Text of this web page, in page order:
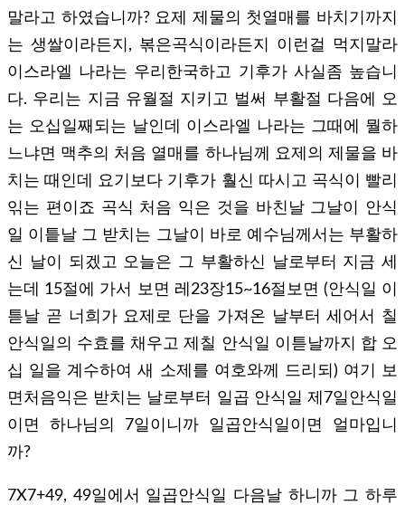
말라고 하였습니까? 요제 제물의 첫열매를 바치기까지
는 생쌀이라든지, 볶은곡식이라든지 이런걸 먹지말라
이스라엘 나라는 우리한국하고 기후가 사실좀 높습니
다. 우리는 지금 유월절 지키고 벌써 부활절 다음에 오
는 오십일째되는 날인데 이스라엘 나라는 그때에 뭘하
느냐면 맥추의 처음 열매를 하나님께 요제의 제물을 바
치는 때인데 요기보다 기후가 훨신 따시고 곡식이 빨리
읶는 편이죠 곡식 처음 익은 것을 바친날 그날이 안식
일 이틑날 그 받치는 그날이 바로 예수님께서는 부활하
신 날이 되겠고 오늘은 그 부활하신 날로부터 지금 세
는데 15절에 가서 보면 레23장15~16절보면 (안식일 이
튿날 곧 너희가 요제로 단을 가져온 날부터 세어서 칠
안식일의 수효를 채우고 제칠 안식일 이튿날까지 합 오
십 일을 계수하여 새 소제를 여호와께 드리되) 여기 보
면처음익은 받치는 날로부터 일곱 안식일 제7일안식일
이면 하나님의 7일이니까 일곱안식일이면 얼마입니
까?
7X7+49, 49일에서 일곱안식일 다음날 하니까 그 하루